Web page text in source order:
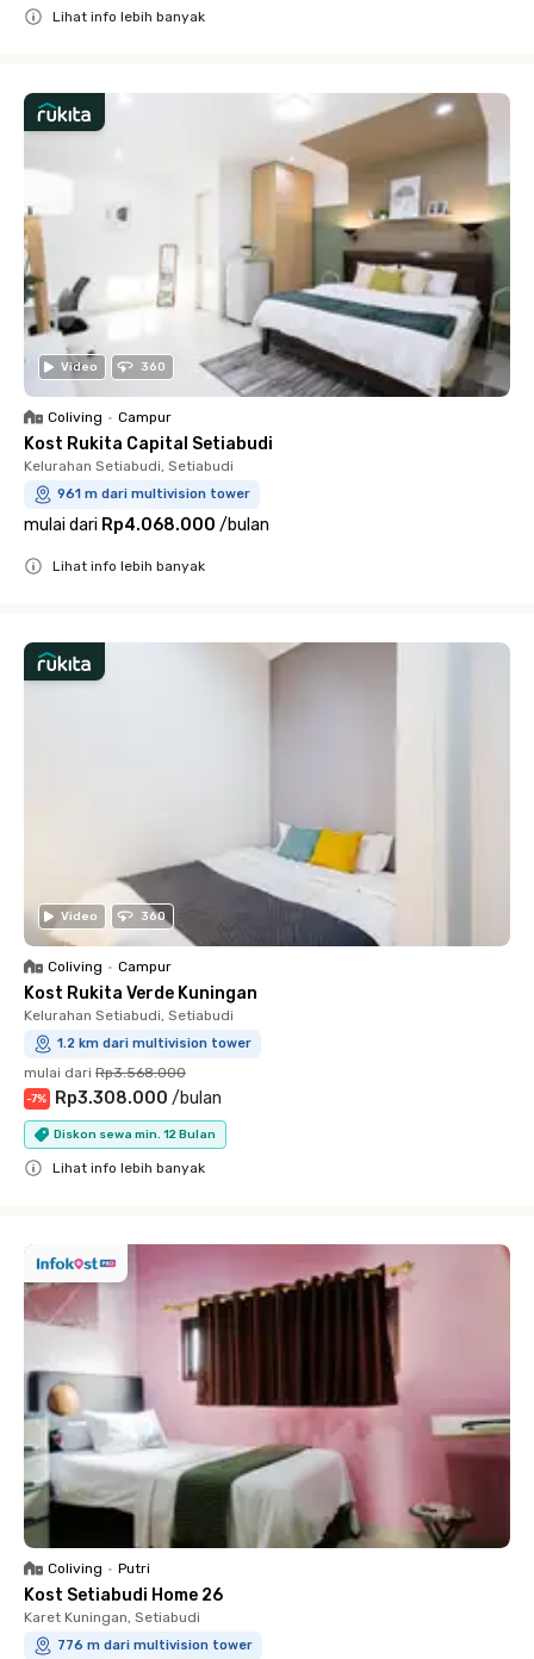
Lihat info lebih banyak
Video 360
Coliving • Campur
Kost Rukita Capital Setiabudi
Kelurahan Setiabudi, Setiabudi
961 m dari multivision tower
mulai dari Rp4.068.000 /bulan
Lihat info lebih banyak
Video 360
Coliving • Campur
Kost Rukita Verde Kuningan
Kelurahan Setiabudi, Setiabudi
1.2 km dari multivision tower
mulai dari Rp3.568.000
-7% Rp3.308.000 /bulan
Diskon sewa min. 12 Bulan
Lihat info lebih banyak
Coliving • Putri
Kost Setiabudi Home 26
Karet Kuningan, Setiabudi
776 m dari multivision tower